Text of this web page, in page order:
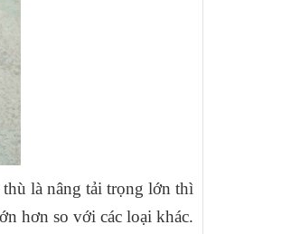
là nâng tải trọng lớn thì
hơn so với các loại khác.